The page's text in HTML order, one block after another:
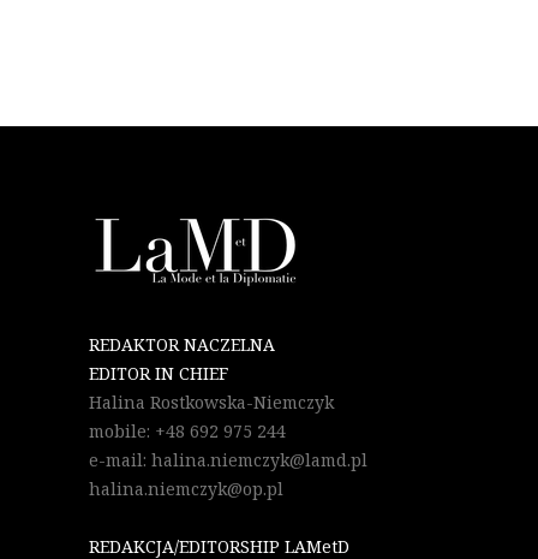
REDAKTOR NACZELNA
EDITOR IN CHIEF
Halina Rostkowska-Niemczyk
mobile: +48 692 975 244
e-mail: halina.niemczyk@lamd.pl
halina.niemczyk@op.pl
REDAKCJA/EDITORSHIP LAMetD